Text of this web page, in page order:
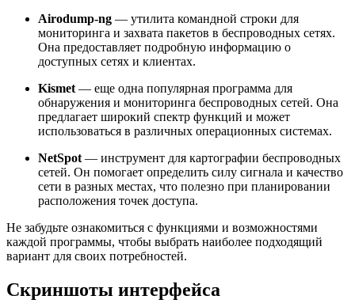
Airodump-ng — утилита командной строки для
мониторинга и захвата пакетов в беспроводных сетях.
Она предоставляет подробную информацию о
доступных сетях и клиентах.
Kismet — еще одна популярная программа для
обнаружения и мониторинга беспроводных сетей. Она
предлагает широкий спектр функций и может
использоваться в различных операционных системах.
NetSpot — инструмент для картографии беспроводных
сетей. Он помогает определить силу сигнала и качество
сети в разных местах, что полезно при планировании
расположения точек доступа.
Не забудьте ознакомиться с функциями и возможностями
каждой программы, чтобы выбрать наиболее подходящий
вариант для своих потребностей.
Скриншоты интерфейса